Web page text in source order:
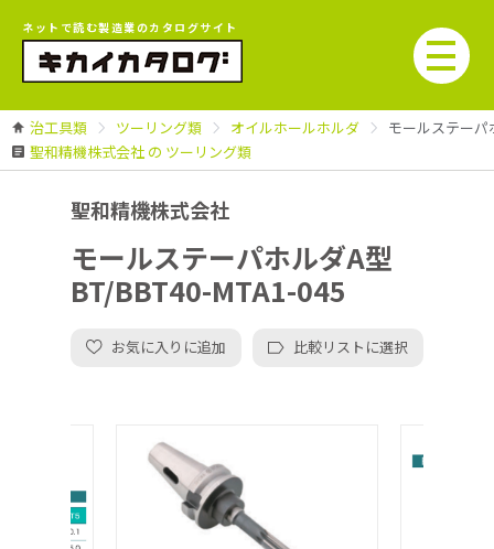
ネットで読む製造業のカタログサイト
治工具類 ツーリング類 オイルホールホルダ
モールステー
聖和精機株式会社 の ツーリング類
聖和精機株式会社
モールステーパホルダA型
BT/BBT40-MTA1-045
お気に入りに追加 比較リストに選択